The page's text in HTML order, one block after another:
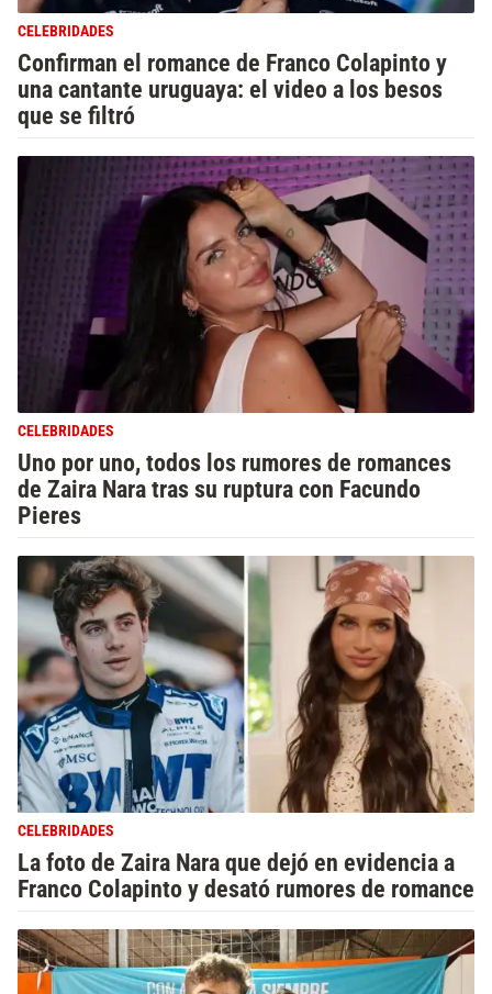
CELEBRIDADES
Confirman el romance de Franco Colapinto y
una cantante uruguaya: el video a los besos
que se filtró
CELEBRIDADES
Uno por uno, todos los rumores de romances
de Zaira Nara tras su ruptura con Facundo
Pieres
CELEBRIDADES
La foto de Zaira Nara que dejó en evidencia a
Franco Colapinto y desató rumores de romance